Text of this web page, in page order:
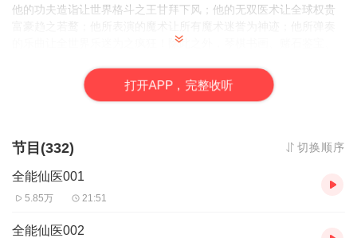
他的功夫造诣让世界格斗之王甘拜下风；他的无双医术让全球权贵
的乐曲让全世界乐迷为之疯狂！除此之外，琴棋书画、赌石鉴宝、
有天才之上的全能仙医！一个受尽别人白眼的大学实习生，在一次
意外之中，获得了上古修真秘法，从此走上了一条波澜长阔的传奇
【作者/主播简介】
主播：傅小声
1、本作品为付费有声书，前64集为免费试听，购买成功后，即可收
打开APP，完整收听
节目(332) 切换顺序
全能仙医001
5.85万 21:51
全能仙医002